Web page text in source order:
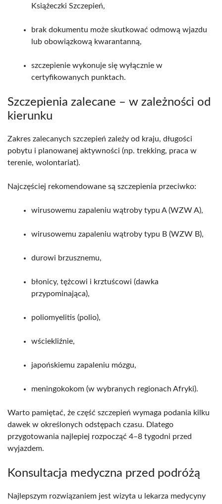
Książeczki Szczepień,
brak dokumentu może skutkować odmową wjazdu
lub obowiązkową kwarantanną,
szczepienie wykonuje się wyłącznie w
certyfikowanych punktach.
Szczepienia zalecane – w zależności od
kierunku
Zakres zalecanych szczepień zależy od kraju, długości
pobytu i planowanej aktywności (np. trekking, praca w
terenie, wolontariat).
Najczęściej rekomendowane są szczepienia przeciwko:
wirusowemu zapaleniu wątroby typu A (WZW A),
wirusowemu zapaleniu wątroby typu B (WZW B),
durowi brzusznemu,
błonicy, tężcowi i krztuścowi (dawka
przypominająca),
poliomyelitis (polio),
wściekliźnie,
japońskiemu zapaleniu mózgu,
meningokokom (w wybranych regionach Afryki).
Warto pamiętać, że część szczepień wymaga podania kilku
dawek w określonych odstępach czasu. Dlatego
przygotowania najlepiej rozpocząć 4–8 tygodni przed
wyjazdem.
Konsultacja medyczna przed podróżą
Najlepszym rozwiązaniem jest wizyta u lekarza medycyny